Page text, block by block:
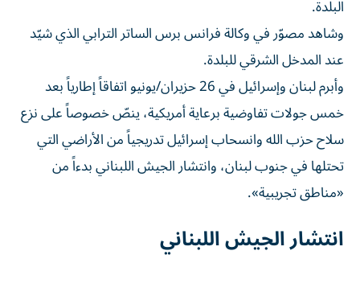
البلدة.
وشاهد مصوّر في وكالة فرانس برس الساتر الترابي الذي شيّد
عند المدخل الشرقي للبلدة.
وأبرم لبنان وإسرائيل في 26 حزيران/يونيو اتفاقاً إطارياً بعد
خمس جولات تفاوضية برعاية أمريكية، ينصّ خصوصاً على نزع
سلاح حزب الله وانسحاب إسرائيل تدريجياً من الأراضي التي
تحتلها في جنوب لبنان، وانتشار الجيش اللبناني بدءاً من
«مناطق تجريبية».
انتشار الجيش اللبناني